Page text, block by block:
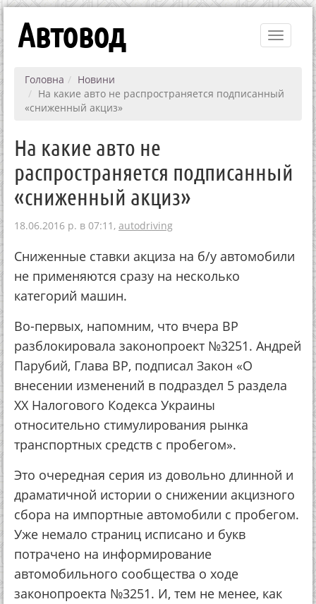
Toggle
Автовод
Головна
Новини
На какие авто не распространяется подписанный
«сниженный акциз»
На какие авто не
распространяется подписанный
«сниженный акциз»
18.06.2016 р. в 07:11, autodriving
Сниженные ставки акциза на б/у автомобили
не применяются сразу на несколько
категорий машин.
Во-первых, напомним, что вчера ВР
разблокировала законопроект №3251. Андрей
Парубий, Глава ВР, подписал Закон «О
внесении изменений в подраздел 5 раздела
ХХ Налогового Кодекса Украины
относительно стимулирования рынка
транспортных средств с пробегом».
Это очередная серия из довольно длинной и
драматичной истории о снижении акцизного
сбора на импортные автомобили с пробегом.
Уже немало страниц исписано и букв
потрачено на информирование
автомобильного сообщества о ходе
законопроекта №3251. И, тем не менее, как